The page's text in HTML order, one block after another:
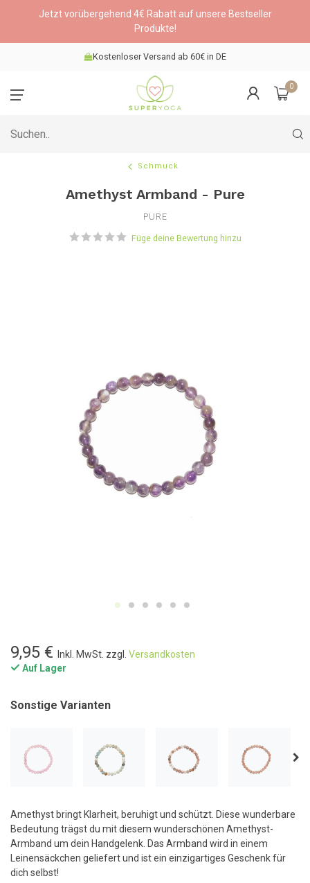
Jetzt vorübergehend 4€ Rabatt auf unsere Bestseller
Produkte!
Kostenloser Versand ab 60€ in DE
0
Schmuck
Amethyst Armband - Pure
PURE
Füge deine Bewertung hinzu
9,95 € Inkl. MwSt. zzgl. Versandkosten
Auf Lager
Sonstige Varianten
Amethyst bringt Klarheit, beruhigt und schützt. Diese wunderbare
Bedeutung trägst du mit diesem wunderschönen Amethyst-
Armband um dein Handgelenk. Das Armband wird in einem
Leinensäckchen geliefert und ist ein einzigartiges Geschenk für
dich selbst!